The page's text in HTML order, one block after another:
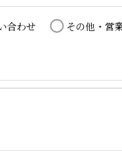
合わせ その他・営